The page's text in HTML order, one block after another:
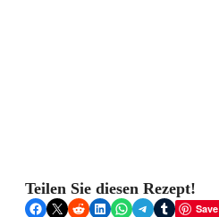
Teilen Sie diesen Rezept!
Share on Facebook
Share on X Share on RedditShare on LinkedIn
Share on WhatsApp
Share on Telegram
Share on TumblrSave